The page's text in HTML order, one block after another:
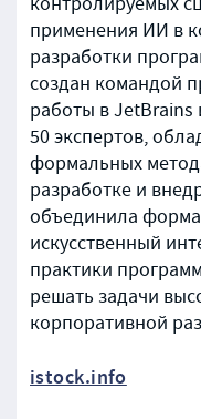
применения ИИ в
разработки
создан командой
работы в JetBrains
50 экспертов,
формальных
разработке и
объединила
искусственный
практики
решать задачи
корпоративной
istock.info